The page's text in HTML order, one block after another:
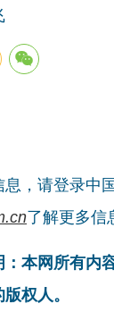
，请登录中
了解更多信
：本网所有内
权人。